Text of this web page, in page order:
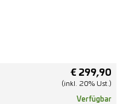
€299,90
(inkl. 20% Ust.)
Verfügbar